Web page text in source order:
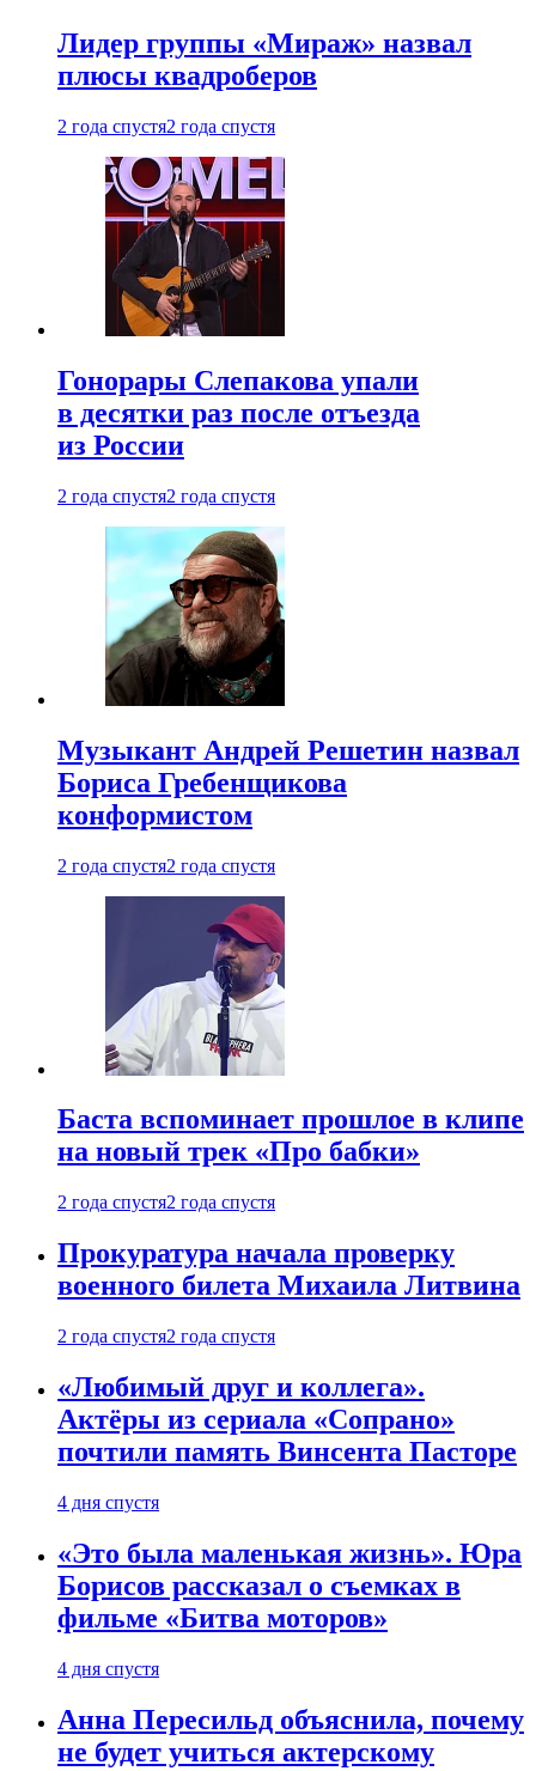
Лидер группы «Мираж» назвал
плюсы квадроберов
2 года спустя2 года спустя
Гонорары Слепакова упали
в десятки раз после отъезда
из России
2 года спустя2 года спустя
Музыкант Андрей Решетин назвал
Бориса Гребенщикова
конформистом
2 года спустя2 года спустя
Баста вспоминает прошлое в клипе
на новый трек «Про бабки»
2 года спустя2 года спустя
Прокуратура начала проверку
военного билета Михаила Литвина
2 года спустя2 года спустя
«Любимый друг и коллега».
Актёры из сериала «Сопрано»
почтили память Винсента Пасторе
4 дня спустя
«Это была маленькая жизнь». Юра
Борисов рассказал о съемках в
фильме «Битва моторов»
4 дня спустя
Анна Пересильд объяснила, почему
не будет учиться актерскому